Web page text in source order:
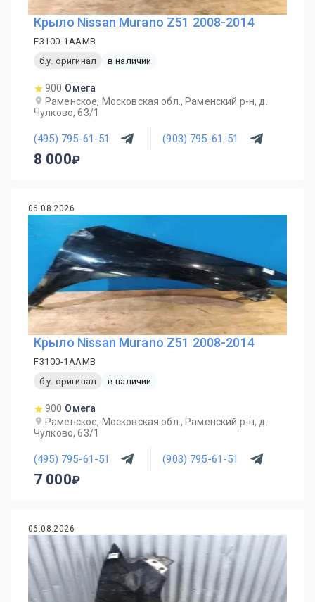
Крыло Nissan Murano Z51 2008-2014
F3100-1AAMB
б.у. оригинал
в наличии
900 Омега
Раменское, Московская обл., Раменский р-н, д.
Чулково, 63/1
(495) 795-61-51 (903) 795-61-51
8 000
06.08.2026
Крыло Nissan Murano Z51 2008-2014
F3100-1AAMB
б.у. оригинал
в наличии
900 Омега
Раменское, Московская обл., Раменский р-н, д.
Чулково, 63/1
(495) 795-61-51 (903) 795-61-51
7 000
06.08.2026